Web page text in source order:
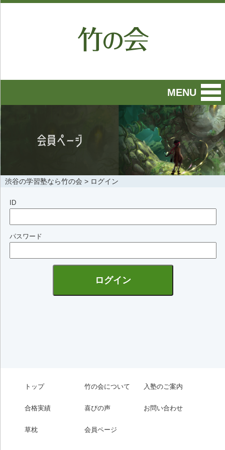
MENU
渋谷の学習塾なら竹の会 > ログイン
ID
パスワード
トップ 竹の会について 入塾のご案内
合格実績 喜びの声 お問い合わせ
草枕 会員ページ